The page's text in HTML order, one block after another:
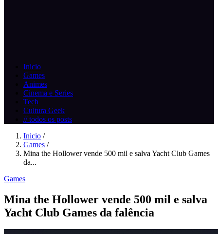
Inicio
Games
Animes
Cinema e Series
Tech
Cultura Geek
// todos os posts
Inicio /
Games /
Mina the Hollower vende 500 mil e salva Yacht Club Games
da...
Games
Mina the Hollower vende 500 mil e salva
Yacht Club Games da falência